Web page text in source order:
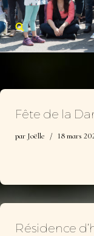
Aller
au
Fête de la
par Joëlle 18 mars
Résidence